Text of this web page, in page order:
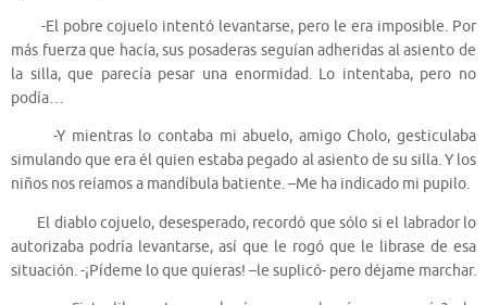
-El pobre cojuelo intentó levantarse, pero le era imposible. Por
más fuerza que hacía, sus posaderas seguían adheridas al asiento de
la silla, que parecía pesar una enormidad. Lo intentaba, pero no
podía…
-Y mientras lo contaba mi abuelo, amigo Cholo, gesticulaba
simulando que era él quien estaba pegado al asiento de su silla. Y los
niños nos reíamos a mandíbula batiente. –Me ha indicado mi pupilo.
El diablo cojuelo, desesperado, recordó que sólo si el labrador lo
autorizaba podría levantarse, así que le rogó que le librase de esa
situación. -¡Pídeme lo que quieras! –le suplicó- pero déjame marchar.